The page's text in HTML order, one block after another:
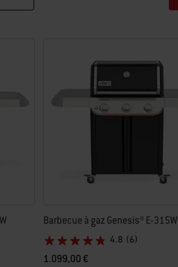
Barbecue à gaz Genesis® E-315W
4.8 (6)
1.099,00 €